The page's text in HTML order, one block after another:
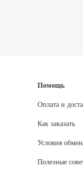
Помощь
Оплата и
Как заказать
Условия
Полезные